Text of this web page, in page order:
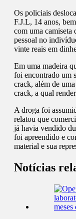
Os policiais
F.J.L, 14 anos,
com uma camiseta
pessoal no
vinte reais em
Em uma madeira
foi encontrado um
crack, além de
crack, a qual
A droga foi
relatou que
já havia vendido
foi apreendido e
material e sua
Notícias